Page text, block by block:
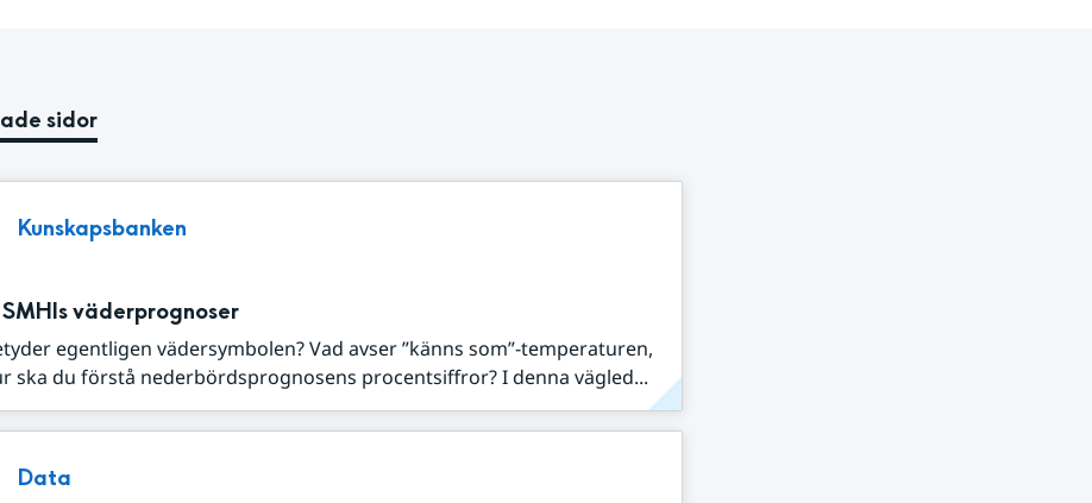
sidor
Kunskapsbanken
väderprognoser
egentligen vädersymbolen? Vad avser ”känns som”-temperaturen,
ska du förstå nederbördsprognosens procentsiffror? I denna vägled...
Data